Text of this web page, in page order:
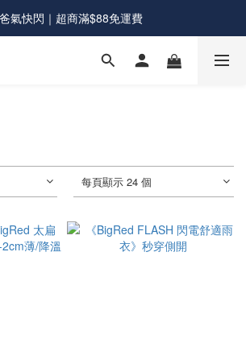
💰新會員送購物金現折$50
氣快閃｜超商滿$88免運費
一夏｜宅配滿$1588送超大直傘
每頁顯示 24 個